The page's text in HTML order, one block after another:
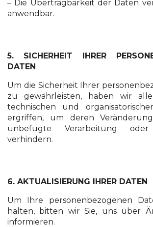
– Die Übertragbarkeit der Daten
anwendbar.
5. SICHERHEIT IHRER
DATEN
Um die Sicherheit Ihrer
zu gewährleisten, haben wir
technischen und
ergriffen, um deren
unbefugte Verarbeitung
verhindern.
6. AKTUALISIERUNG IHRER DATEN
Um Ihre personenbezogenen
halten, bitten wir Sie, uns über
informieren.